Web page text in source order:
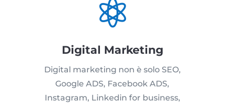

Digital Marketing
Digital marketing non è solo SEO,
Google ADS, Facebook ADS,
Instagram, Linkedin for business,